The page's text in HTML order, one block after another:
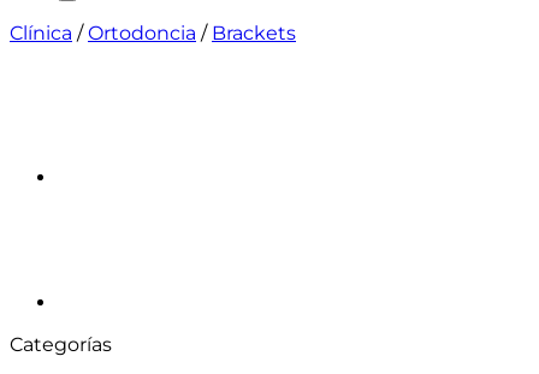
Clínica / Ortodoncia / Brackets
Categorías